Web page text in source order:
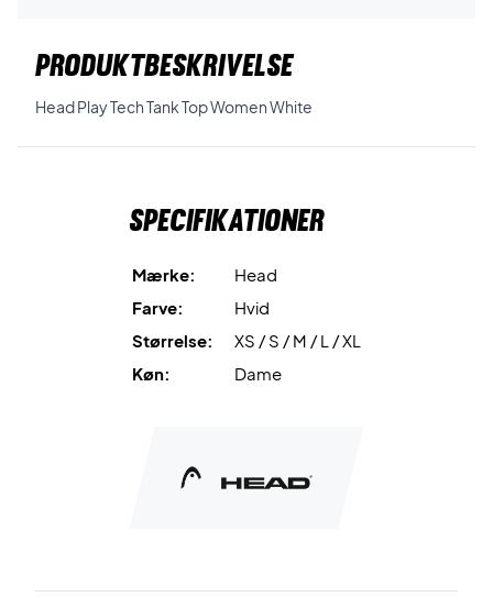
PRODUKTBESKRIVELSE
Head Play Tech Tank Top Women White
Specifikationer
Mærke:
Head
Farve:
Hvid
Størrelse:
XS / S / M / L / XL
Køn:
Dame